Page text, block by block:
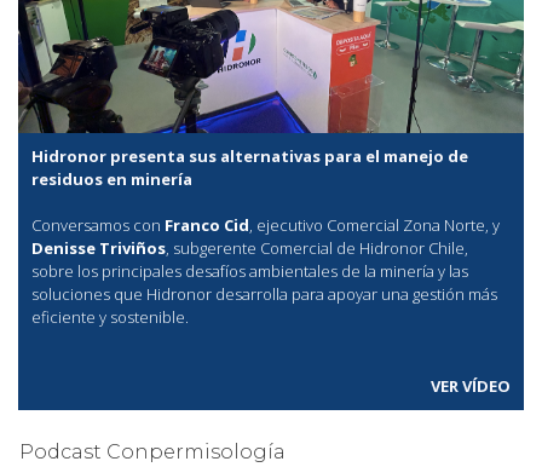
Hidronor presenta sus alternativas para el manejo de
residuos en minería
Conversamos con Franco Cid, ejecutivo Comercial Zona Norte, y
Denisse Triviños, subgerente Comercial de Hidronor Chile,
sobre los principales desafíos ambientales de la minería y las
soluciones que Hidronor desarrolla para apoyar una gestión más
eficiente y sostenible.
VER VÍDEO
Podcast Conpermisología